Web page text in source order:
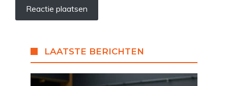
LAATSTE BERICHTEN